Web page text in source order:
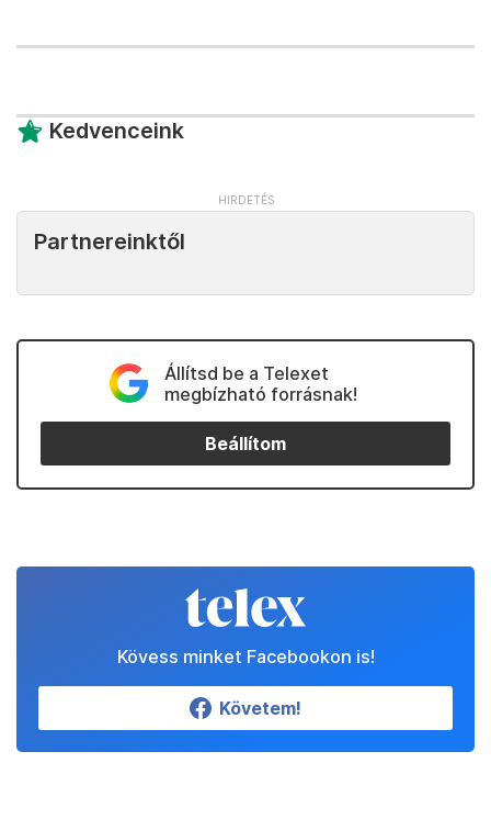
Kedvenceink
Partnereinktől
Állítsd be a Telexet
megbízható forrásnak!
Beállítom
Kövess minket Facebookon is!
Követem!